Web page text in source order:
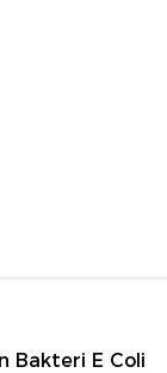
Bakteri E Coli